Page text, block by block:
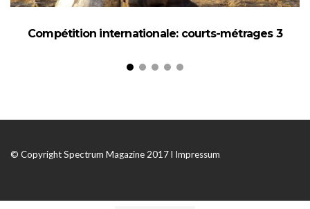
Compétition internationale: courts-métrages 3
© Copyright Spectrum Magazine 2017 l Impressum